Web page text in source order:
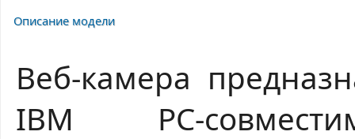
Описание модели
Веб-камера
IBM PC-